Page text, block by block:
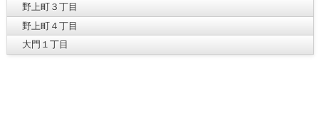
野上町３丁目
野上町４丁目
大門１丁目